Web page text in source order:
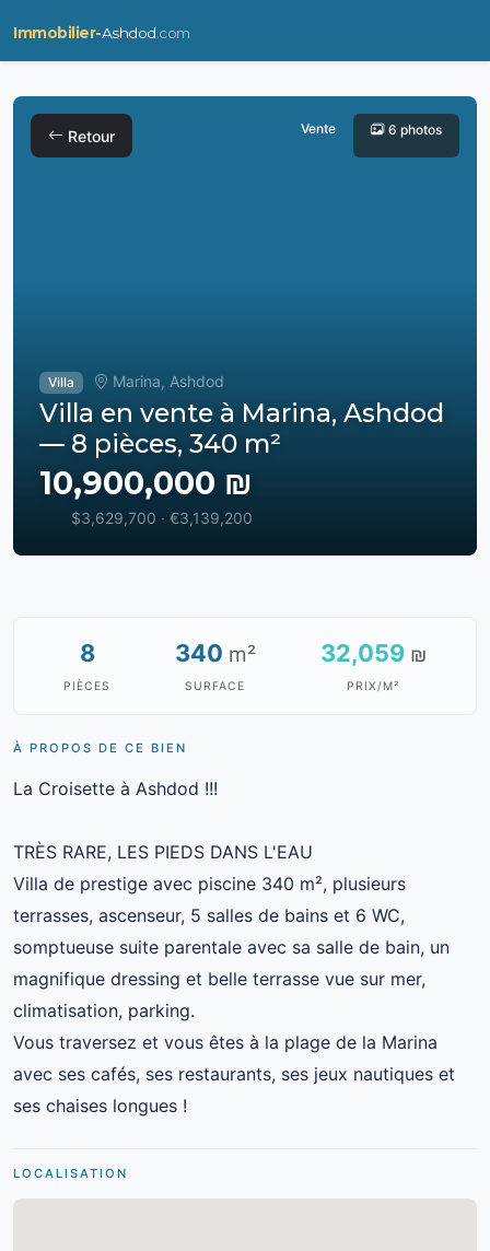
Immobilier-Ashdod .com
Retour Vente 6 photos
Villa Marina, Ashdod
Villa en vente à Marina, Ashdod
— 8 pièces, 340 m²
10,900,000 ₪
$3,629,700 · €3,139,200
8
PIÈCES
340 m²
SURFACE
32,059₪
PRIX/M²
À PROPOS DE CE BIEN
La Croisette à Ashdod !!!
TRÈS RARE, LES PIEDS DANS L'EAU
Villa de prestige avec piscine 340 m², plusieurs
terrasses, ascenseur, 5 salles de bains et 6 WC,
somptueuse suite parentale avec sa salle de bain, un
magnifique dressing et belle terrasse vue sur mer,
climatisation, parking.
Vous traversez et vous êtes à la plage de la Marina
avec ses cafés, ses restaurants, ses jeux nautiques et
ses chaises longues !
LOCALISATION